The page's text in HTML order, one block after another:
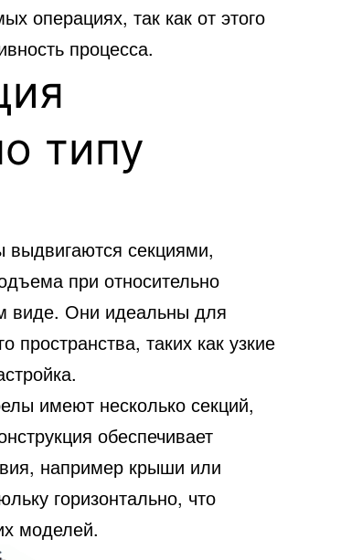
операциях, так как от этого
процесса.
типу
выдвигаются секциями,
при относительно
виде. Они идеальны для
пространства, таких как узкие
имеют несколько секций,
обеспечивает
например крыши или
горизонтально, что
моделей.